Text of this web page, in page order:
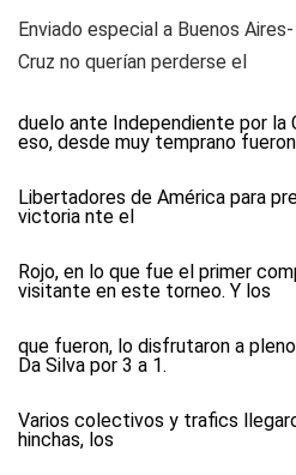
Enviado especial a Buenos Aires-
Cruz no querían perderse el
duelo ante Independiente por la
eso, desde muy temprano
Libertadores de América para
victoria nte el
Rojo, en lo que fue el primer
visitante en este torneo. Y los
que fueron, lo disfrutaron a
Da Silva por 3 a 1.
Varios colectivos y trafics
hinchas, los